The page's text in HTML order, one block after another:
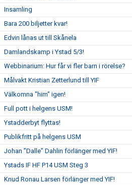
Insamling
Bara 200 biljetter kvar!
Edvin lånas ut till Skånela
Damlandskamp i Ystad 5/3!
Webbinarium: Hur får vi fler barn i rörelse?
Målvakt Kristian Zetterlund till YIF
Välkomna "him" igen!
Full pott i helgens USM!
Ystadderbyt flyttas!
Publikfritt på helgens USM
Johan ”Dalle” Dahlin förlänger med YIF!
Ystads IF HF P14 USM Steg 3
Knud Ronau Larsen förlänger med YIF!